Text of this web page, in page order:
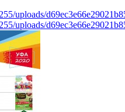
uploads/
uploads/